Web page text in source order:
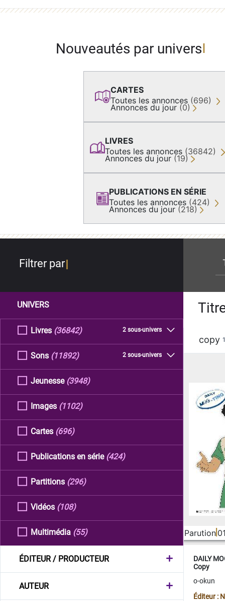
Nouveautés par univers
CARTES
Toutes les annonces (696)
Annonces du jour (0)
LIVRES
Toutes les annonces (36842)
Annonces du jour (19)
PUBLICATIONS EN SÉRIE
Toutes les annonces (424)
Annonces du jour (218)
Filtrer par
UNIVERS
Livres 2 sous-univers
(36842)
Sons 2 sous-univers
(11892)
Jeunesse (3948)
Images (1102)
Cartes (696)
Publications en série (424)
Partitions (296)
Vidéos (108)
Multimédia (55)
ÉDITEUR / PRODUCTEUR
AUTEUR
copy
Parution
DAILY
Copy
o-okun
Éditeur :